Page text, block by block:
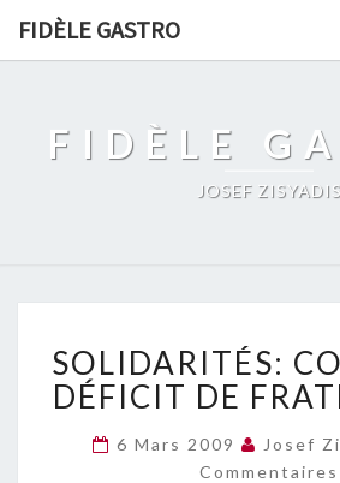
FIDÈLE GASTRO
FIDÈLE
JOSEF ZISYADIS
COMME
UN
DE
SOLIDARITÉS:
DÉFICIT DE
6 Mars 2009 Josef
Commentaires